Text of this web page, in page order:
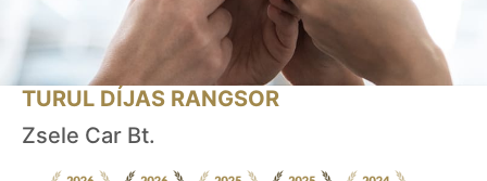
TURUL DÍJAS RANGSOR
Zsele Car Bt.